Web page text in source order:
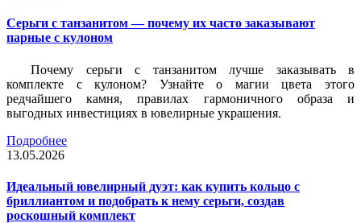
Серьги с танзанитом — почему их часто заказывают
парные с кулоном
Почему серьги с танзанитом лучше заказывать в
комплекте с кулоном? Узнайте о магии цвета этого
редчайшего камня, правилах гармоничного образа и
выгодных инвестициях в ювелирные украшения.
Подробнее
13.05.2026
Идеальный ювелирный дуэт: как купить кольцо с
бриллиантом и подобрать к нему серьги, создав
роскошный комплект